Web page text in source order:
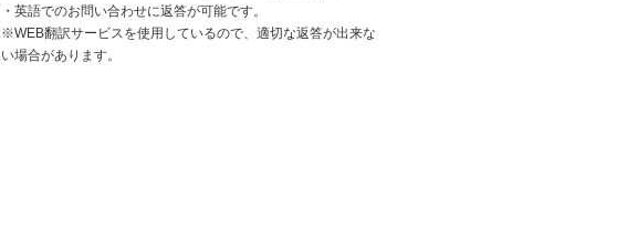
・英語でのお問い合わせに返答が可能です。
※WEB翻訳サービスを使用しているので、適切な返答が出来な
い場合があります。